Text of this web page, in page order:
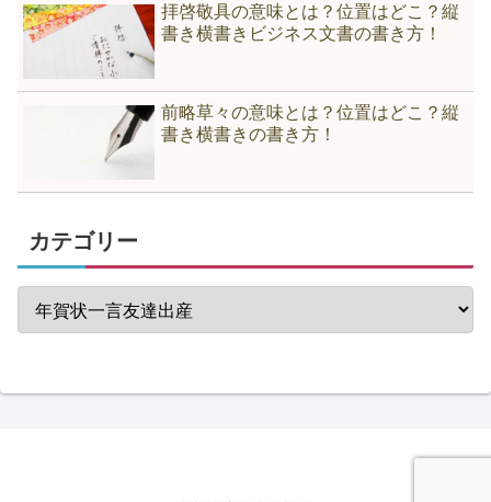
拝啓敬具の意味とは？位置はどこ？縦
書き横書きビジネス文書の書き方！
前略草々の意味とは？位置はどこ？縦
書き横書きの書き方！
カテゴリー